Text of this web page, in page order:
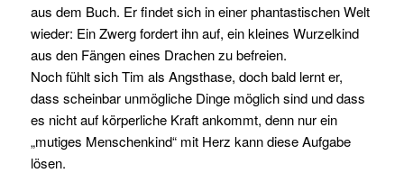
aus dem Buch. Er findet sich in einer phantastischen Welt
wieder: Ein Zwerg fordert ihn auf, ein kleines Wurzelkind
aus den Fängen eines Drachen zu befreien.
Noch fühlt sich Tim als Angsthase, doch bald lernt er,
dass scheinbar unmögliche Dinge möglich sind und dass
es nicht auf körperliche Kraft ankommt, denn nur ein
„mutiges Menschenkind“ mit Herz kann diese Aufgabe
lösen.